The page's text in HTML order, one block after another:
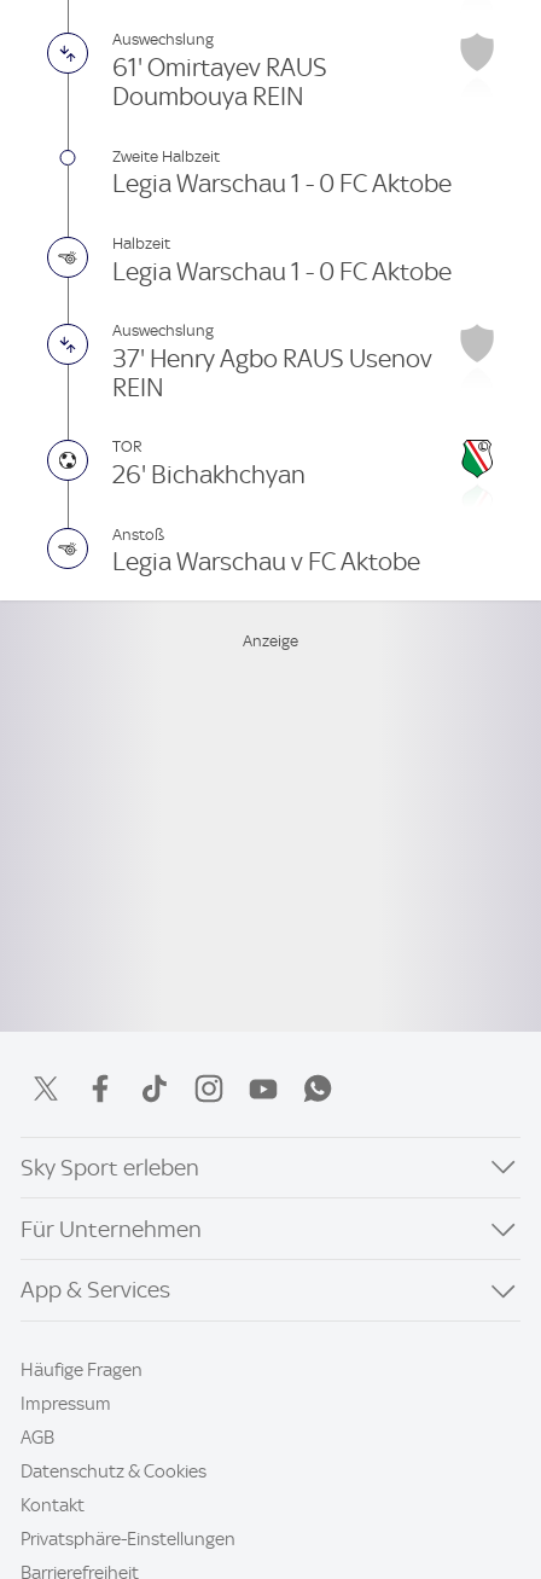
Auswechslung
61' Omirtayev RAUS
Doumbouya REIN
Zweite Halbzeit
Legia Warschau 1 - 0 FC Aktobe
Halbzeit
Legia Warschau 1 - 0 FC Aktobe
Auswechslung
37' Henry Agbo RAUS Usenov
REIN
TOR
26' Bichakhchyan
Anstoß
Legia Warschau v FC Aktobe
Sky Sport erleben
Für Unternehmen
App & Services
Häufige Fragen
Impressum
AGB
Datenschutz & Cookies
Kontakt
Privatsphäre-Einstellungen
Barrierefreiheit